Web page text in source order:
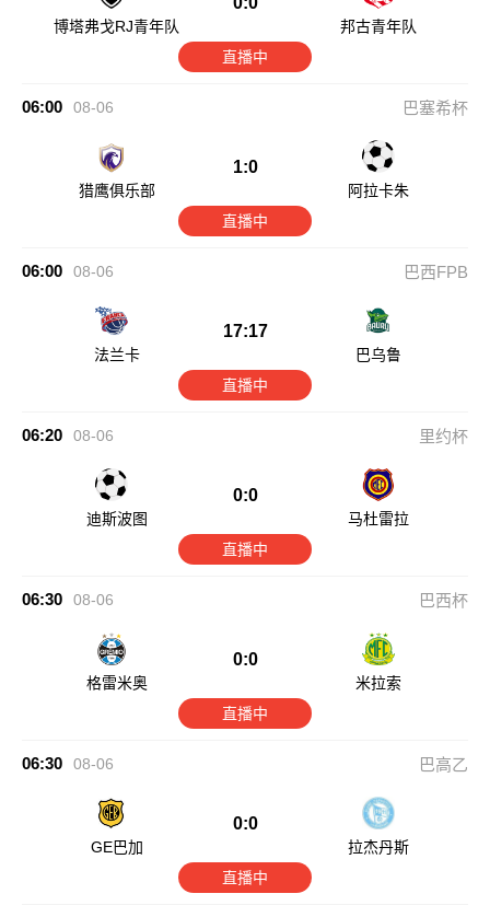
博塔弗戈RJ青年队
邦古青年队
直播中
06:00 08-06 巴塞希杯
猎鹰俱乐部
1:0
阿拉卡朱
直播中
06:00 08-06 巴西FPB
法兰卡
17:17
巴乌鲁
直播中
06:20 08-06 里约杯
迪斯波图
0:0
马杜雷拉
直播中
06:30 08-06 巴西杯
格雷米奥
0:0
米拉索
直播中
06:30 08-06 巴高乙
GE巴加
0:0
拉杰丹斯
直播中